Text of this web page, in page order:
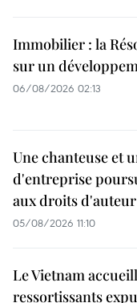
Immobilier : la
sur un
06/08/2026 02:13
Une chanteuse et
d'entreprise
aux droits
05/08/2026 11:10
Le Vietnam
ressortissants